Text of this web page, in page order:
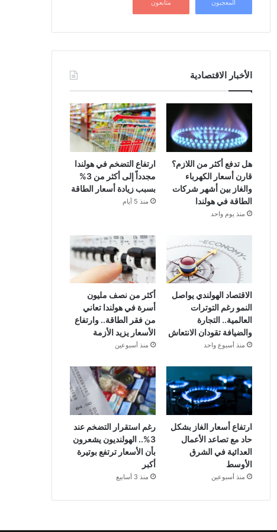
المعجبون متابعون
الأخبار الاقتصادية
هل تدفع أكثر من اللازم؟
قارن أسعار الكهرباء
والغاز بين أشهر شركات
الطاقة في هولندا
منذ يوم واحد
ارتفاع التضخم في هولندا
مجدداً إلى أكثر من 3%
بسبب زيادة أسعار الطاقة
منذ 5 أيام
الاقتصاد الهولندي يواصل
النمو رغم التوترات
العالمية.. التجارة
والضيافة تقودان الانتعاش
منذ أسبوع واحد
أكثر من نصف مليون
أسرة في هولندا تعاني
من فقر الطاقة.. وارتفاع
الأسعار يزيد الأزمة
منذ أسبوعين
ارتفاع أسعار الغاز بشكل
حاد مع تصاعد الأعمال
العدائية في الشرق
الأوسط
منذ أسبوعين
رغم استقرار التضخم عند
3%.. الهولنديون يشعرون
بأن الأسعار ترتفع بوتيرة
أكبر
منذ 3 أسابيع